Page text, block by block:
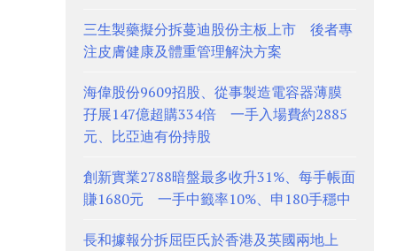
三生製藥擬分拆蔓迪股份主板上市 後者專
注皮膚健康及體重管理解決方案
海偉股份9609招股、從事製造電容器薄膜
孖展147億超購334倍 一手入場費約2885
元、比亞迪有份持股
創新實業2788暗盤最多收升31%、每手帳面
賺1680元 一手中籤率10%、申180手穩中
長和據報分拆屈臣氏於香港及英國兩地上